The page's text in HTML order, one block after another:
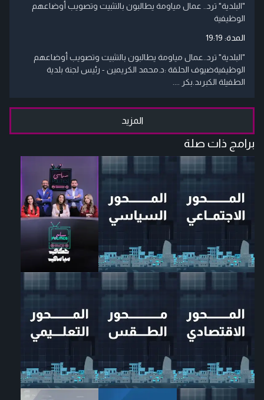
"البلدية" ترد.. عمال مياومة يطالبون بالتثبيت وتصويب أوضاعهم
الوظيفية
المدة: 19:19
"البلدية" ترد..عمال مياومة يطالبون بالتثبيت وتصويب أوضاعهم
الوظيفيةضيوف الحلقة :د.محمد الكريمين - رئيس لجنة بلدية
الطفيلة الكبرىد.بكر ....
المزيد
برامج ذات صلة